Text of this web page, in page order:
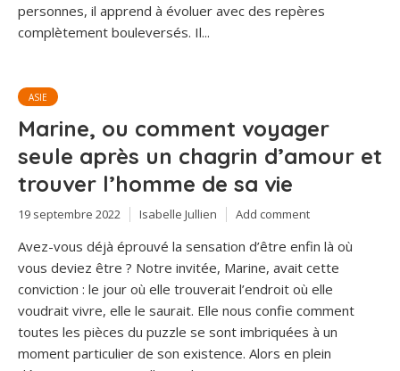
personnes, il apprend à évoluer avec des repères
complètement bouleversés. Il...
ASIE
Marine, ou comment voyager
seule après un chagrin d’amour et
trouver l’homme de sa vie
19 septembre 2022 Isabelle Jullien Add comment
Avez-vous déjà éprouvé la sensation d’être enfin là où
vous deviez être ? Notre invitée, Marine, avait cette
conviction : le jour où elle trouverait l’endroit où elle
voudrait vivre, elle le saurait. Elle nous confie comment
toutes les pièces du puzzle se sont imbriquées à un
moment particulier de son existence. Alors en plein